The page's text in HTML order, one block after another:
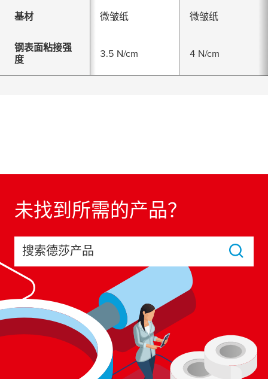
基材 微皱纸 微皱纸
钢表面粘接强
度
3.5 N/cm 4 N/cm
未找到所需的产品？
搜索德莎产品